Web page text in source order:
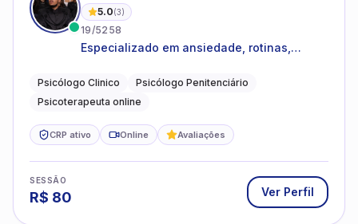
5.0(3)
19/5258
Especializado em ansiedade, rotinas,
familiares e questões comportamentais.
Psicólogo Clinico
Psicólogo Penitenciário
Psicoterapeuta online
CRP ativo Online Avaliações
SESSÃO
R$ 80 Ver Perfil